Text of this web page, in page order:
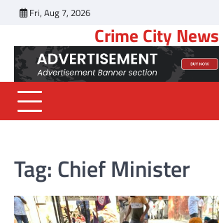
Fri, Aug 7, 2026
Crime City News
Tag: Chief Minister